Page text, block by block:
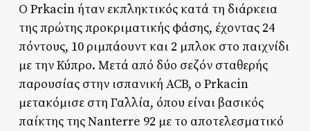
Ο Prkacin ήταν εκπληκτικός κατά τη διάρκεια
της πρώτης προκριματικής φάσης, έχοντας 24
πόντους, 10 ριμπάουντ και 2 μπλοκ στο παιχνίδι
με την Κύπρο. Μετά από δύο σεζόν σταθερής
παρουσίας στην ισπανική ACB, ο Prkacin
μετακόμισε στη Γαλλία, όπου είναι βασικός
παίκτης της Nanterre 92 με το αποτελεσματικό